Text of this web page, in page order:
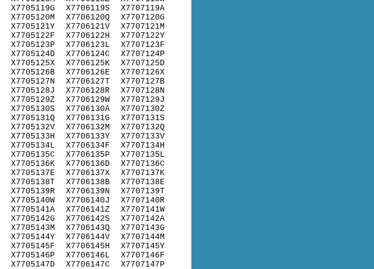
X7705119G
X7705120M
X7705121Y
X7705122F
X7705123P
X7705124D
X7705125X
X7705126B
X7705127N
X7705128J
X7705129Z
X7705130S
X7705131Q
X7705132V
X7705133H
X7705134L
X7705135C
X7705136K
X7705137E
X7705138T
X7705139R
X7705140W
X7705141A
X7705142G
X7705143M
X7705144Y
X7705145F
X7705146P
X7705147D
X7706119S
X7706120Q
X7706121V
X7706122H
X7706123L
X7706124C
X7706125K
X7706126E
X7706127T
X7706128R
X7706129W
X7706130A
X7706131G
X7706132M
X7706133Y
X7706134F
X7706135P
X7706136D
X7706137X
X7706138B
X7706139N
X7706140J
X7706141Z
X7706142S
X7706143Q
X7706144V
X7706145H
X7706146L
X7706147C
X7707119A
X7707120G
X7707121M
X7707122Y
X7707123F
X7707124P
X7707125D
X7707126X
X7707127B
X7707128N
X7707129J
X7707130Z
X7707131S
X7707132Q
X7707133V
X7707134H
X7707135L
X7707136C
X7707137K
X7707138E
X7707139T
X7707140R
X7707141W
X7707142A
X7707143G
X7707144M
X7707145Y
X7707146F
X7707147P